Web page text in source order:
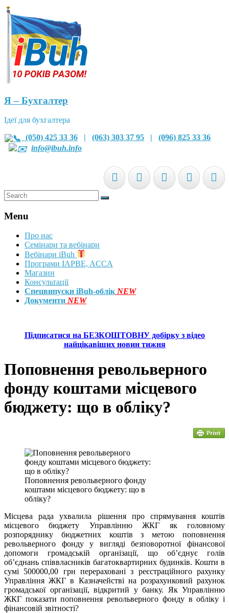
Я – Бухгалтер
Ідеї для бухгалтера
(050) 425 33 36 |(063) 303 37 95 |(096) 825 33 36
info@ibuh.info
Menu
Про нас
Семінари та вебінари
Вебінари iBuh
Програми IAPBE, ACCA
Магазин
Консультації
Спецвипуски iBuh-облік NEW
Документи NEW
Підписатися на БЕЗКОШТОВНУ добірку з відео
найцікавіших новин тижня
Поповнення револьверного
фонду коштами місцевого
бюджету: що в обліку?
Поповнення револьверного фонду
коштами місцевого бюджету: що в
обліку?
Місцева рада ухвалила рішення про спрямування коштів
місцевого бюджету Управлінню ЖКГ як головному
розпоряднику бюджетних коштів з метою поповнення
револьверного фонду у вигляді безповоротної фінансової
допомоги громадській організації, що об’єднує голів
об’єднань співвласників багатоквартирних будинків. Кошти в
сумі 500000,00 грн перераховані з реєстраційного рахунку
Управління ЖКГ в Казначействі на розрахунковий рахунок
громадської організації, відкритий у банку. Як Управлінню
ЖКГ показати поповнення револьверного фонду в обліку і
фінансовій звітності?